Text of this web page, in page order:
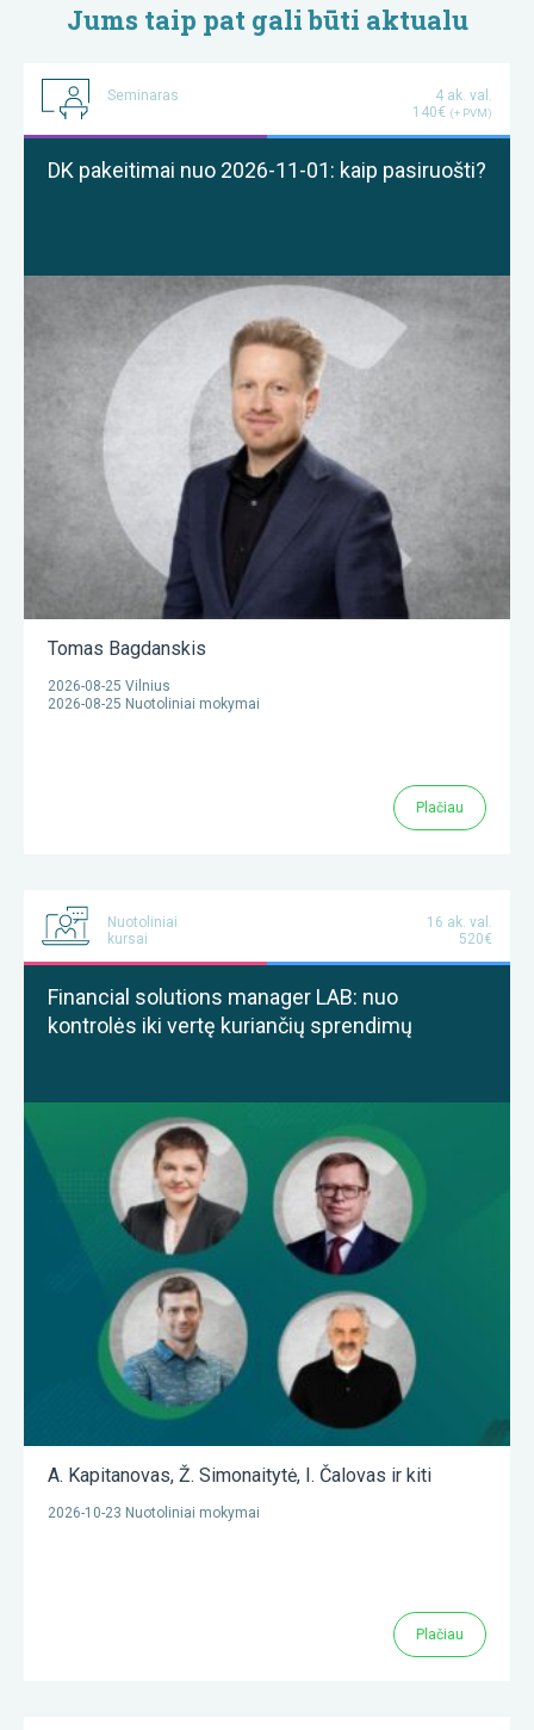
Jums taip pat gali būti aktualu
Seminaras
4 ak. val.
140€ (+ PVM)
DK pakeitimai nuo 2026-11-01: kaip pasiruošti?
Tomas Bagdanskis
2026-08-25 Vilnius
2026-08-25 Nuotoliniai mokymai
Plačiau
Nuotoliniai
kursai
16 ak. val.
520€
Financial solutions manager LAB: nuo
kontrolės iki vertę kuriančių sprendimų
A. Kapitanovas, Ž. Simonaitytė, I. Čalovas ir kiti
2026-10-23 Nuotoliniai mokymai
Plačiau